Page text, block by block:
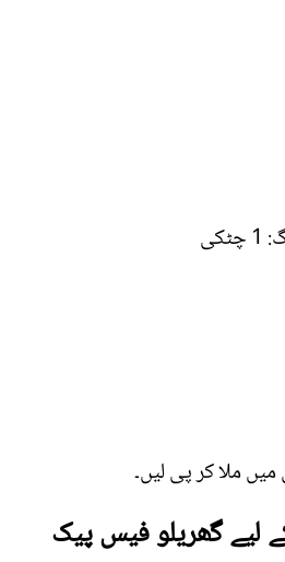
ملا کر پی لیں۔
لیے گھریلو فیس پیک